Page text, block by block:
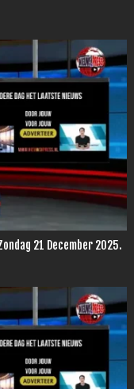
21 December 2025.